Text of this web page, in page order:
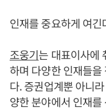
인재를 중요하게 여긴
조웅기는 대표이사에
하며 다양한 인재들
다. 증권업계뿐 아니
양한 분야에서 인재